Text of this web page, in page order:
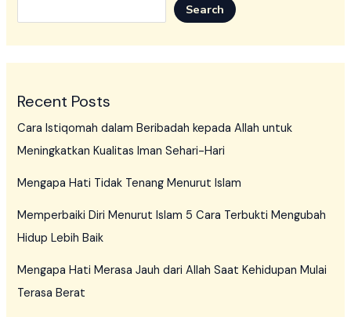
Search
Recent Posts
Cara Istiqomah dalam Beribadah kepada Allah untuk
Meningkatkan Kualitas Iman Sehari-Hari
Mengapa Hati Tidak Tenang Menurut Islam
Memperbaiki Diri Menurut Islam 5 Cara Terbukti Mengubah
Hidup Lebih Baik
Mengapa Hati Merasa Jauh dari Allah Saat Kehidupan Mulai
Terasa Berat